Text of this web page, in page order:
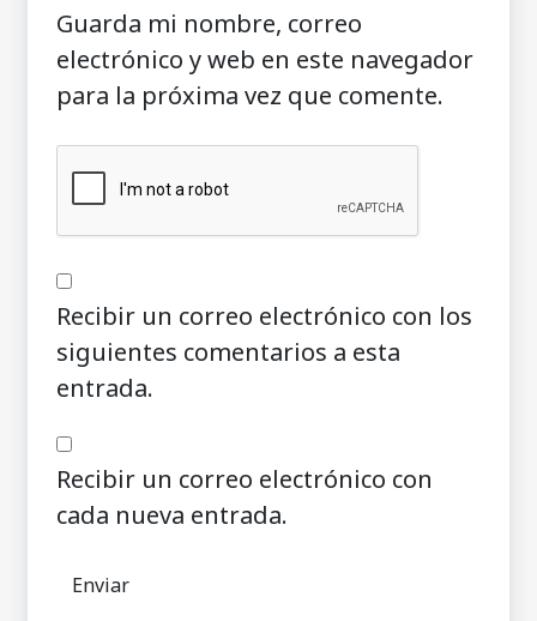
Guarda mi nombre, correo
electrónico y web en este navegador
para la próxima vez que comente.
Recibir un correo electrónico con los
siguientes comentarios a esta
entrada.
Recibir un correo electrónico con
cada nueva entrada.